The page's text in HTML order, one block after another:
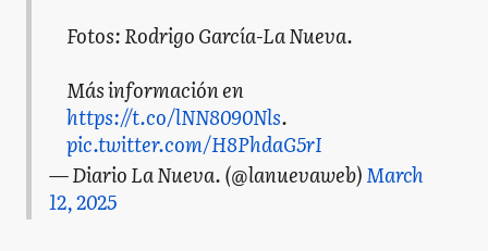
Fotos: Rodrigo García-La Nueva.
Más información en
https://t.co/lNN8090Nls.
pic.twitter.com/H8PhdaG5rI
— Diario La Nueva. (@lanuevaweb)March
12, 2025